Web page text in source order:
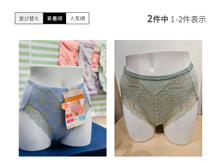
並び替え 新着順 人気順 2件中 1-2件表示